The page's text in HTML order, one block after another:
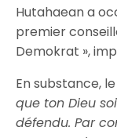
Hutahaean a
premier
Demokrat »,
En substance,
que ton Dieu
défendu. Par